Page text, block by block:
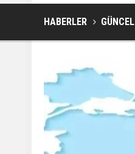
HABERLER GÜNCEL